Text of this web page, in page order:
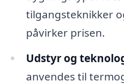
tilgangsteknikker
påvirker prisen.
Udstyr og
anvendes til